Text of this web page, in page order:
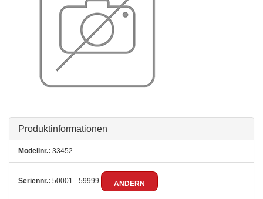
Produktinformationen
Modellnr.: 33452
Seriennr.: 50001 - 59999 ÄNDERN